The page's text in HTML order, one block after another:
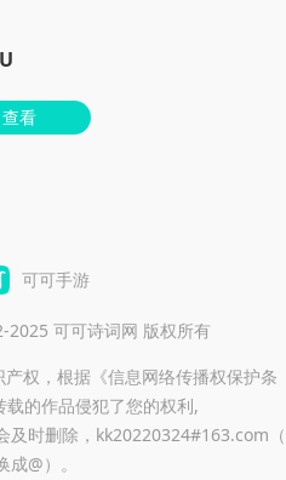
查看
可可手游
可可诗词网 版权所有
权，根据《信息网络传播权保护条
载的作品侵犯了您的权利,
及时删除，kk20220324#163.com
成@）。